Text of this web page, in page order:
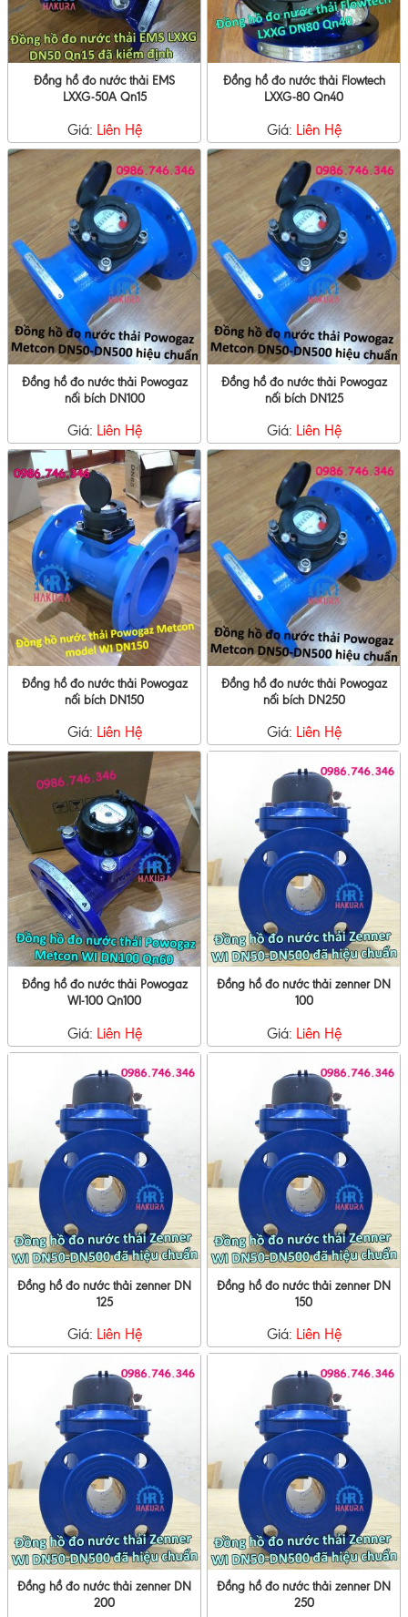
Đồng hồ đo nước thải EMS
LXXG-50A Qn15
Giá: Liên Hệ
Đồng hồ đo nước thải Flowtech
LXXG-80 Qn40
Giá: Liên Hệ
Đồng hồ đo nước thải Powogaz
nối bích DN100
Giá: Liên Hệ
Đồng hồ đo nước thải Powogaz
nối bích DN125
Giá: Liên Hệ
Đồng hồ đo nước thải Powogaz
nối bích DN150
Giá: Liên Hệ
Đồng hồ đo nước thải Powogaz
nối bích DN250
Giá: Liên Hệ
Đồng hồ đo nước thải Powogaz
WI-100 Qn100
Giá: Liên Hệ
Đồng hồ đo nước thải zenner DN
100
Giá: Liên Hệ
Đồng hồ đo nước thải zenner DN
125
Giá: Liên Hệ
Đồng hồ đo nước thải zenner DN
150
Giá: Liên Hệ
Đồng hồ đo nước thải zenner DN
200
Đồng hồ đo nước thải zenner DN
250